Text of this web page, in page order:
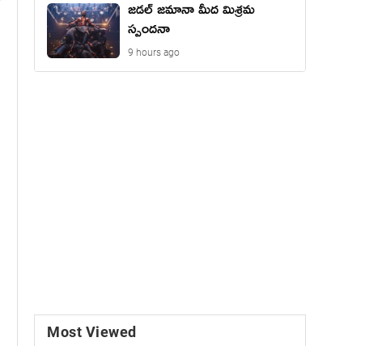
జడల్ జమానా మీద మిశ్రమ
స్పందనా
9 hours ago
Most Viewed